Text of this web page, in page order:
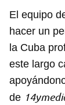
El equipo
hacer un
la Cuba
este largo
de